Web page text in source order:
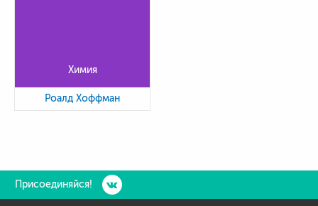
Химия
Роалд Хоффман
Присоединяйся!